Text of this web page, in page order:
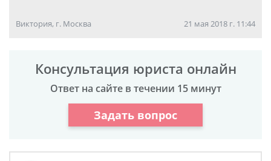
Виктория, г. Москва 21 мая 2018 г. 11:44
Консультация юриста онлайн
Ответ на сайте в течении 15 минут
Задать вопрос